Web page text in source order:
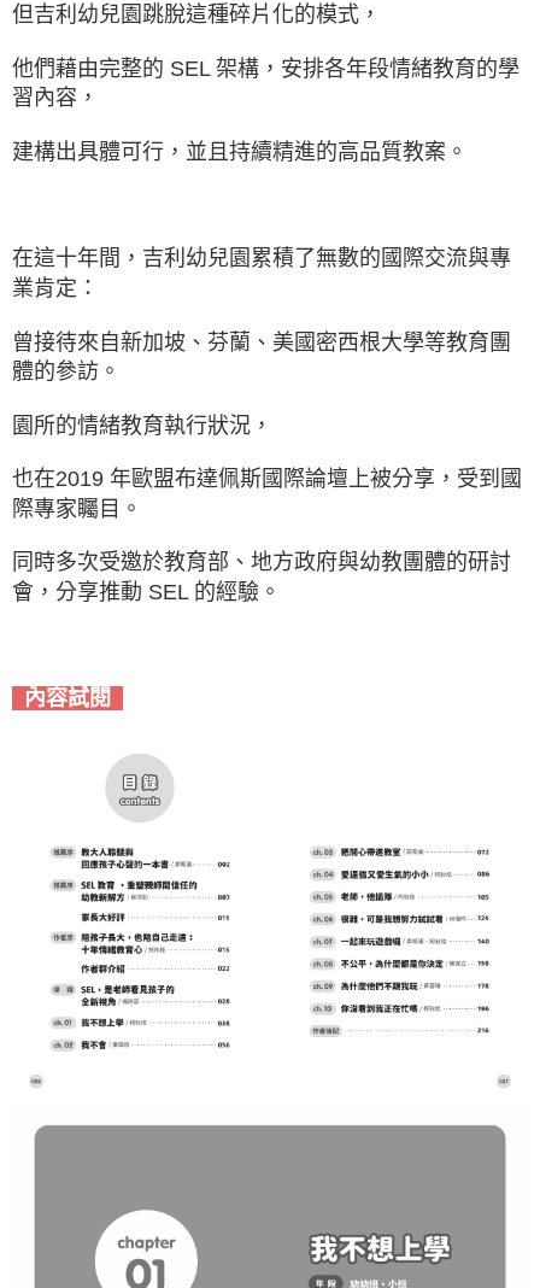
但吉利幼兒園跳脫這種碎片化的模式，
他們藉由完整的 SEL 架構，安排各年段情緒教育的學
習內容，
建構出具體可行，並且持續精進的高品質教案。
在這十年間，吉利幼兒園累積了無數的國際交流與專
業肯定：
曾接待來自新加坡、芬蘭、美國密西根大學等教育團
體的參訪。
園所的情緒教育執行狀況，
也在2019 年歐盟布達佩斯國際論壇上被分享，受到國
際專家矚目。
同時多次受邀於教育部、地方政府與幼教團體的研討
會，分享推動 SEL 的經驗。
內容試閱